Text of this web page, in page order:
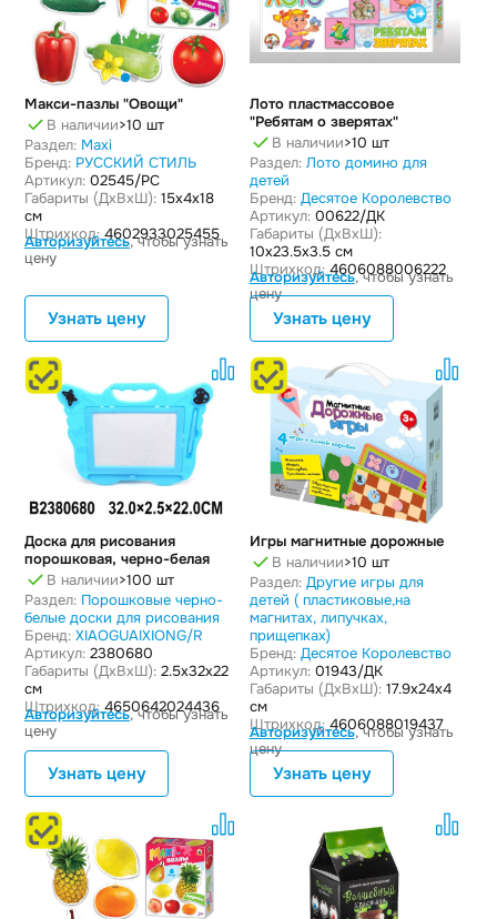
Макси-пазлы "Овощи"
В наличии>10 шт
Раздел: Maxi
Бренд: РУССКИЙ СТИЛЬ
Артикул: 02545/РС
Габариты (ДxВxШ): 15x4x18
см
Штрихкод: 4602933025455
Авторизуйтесь, чтобы узнать
цену
Узнать цену
Лото пластмассовое
"Ребятам о зверятах"
В наличии>10 шт
Раздел: Лото домино для
детей
Бренд: Десятое Королевство
Артикул:00622/ДК
Габариты (ДxВxШ):
10x23.5x3.5 см
Штрихкод:4606088006222
Авторизуйтесь, чтобы узнать
цену
Узнать цену
Доска для рисования
порошковая, черно-белая
В наличии>100 шт
Раздел: Порошковые черно-
белые доски для рисования
Бренд: XIAOGUAIXIONG/R
Артикул: 2380680
Габариты (ДxВxШ): 2.5x32x22
см
Штрихкод: 4650642024436
Авторизуйтесь, чтобы узнать
цену
Узнать цену
Игры магнитные дорожные
В наличии>10 шт
Раздел: Другие игры для
детей ( пластиковые,на
магнитах, липучках,
прищепках)
Бренд: Десятое Королевство
Артикул:01943/ДК
Габариты (ДxВxШ):17.9x24x4
см
Штрихкод:4606088019437
Авторизуйтесь, чтобы узнать
цену
Узнать цену